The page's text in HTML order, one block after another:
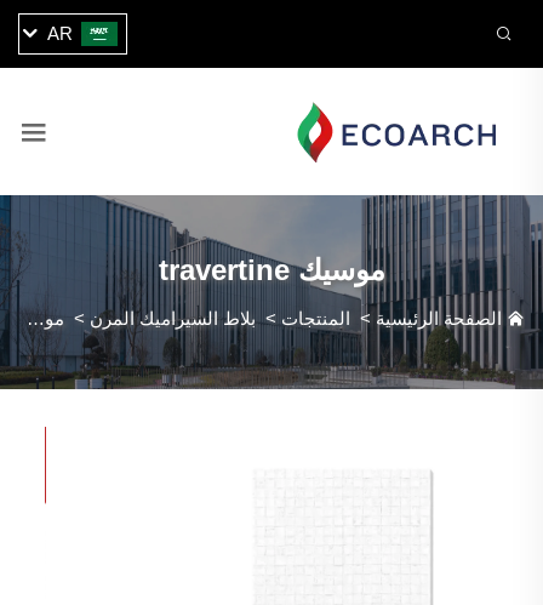
AR
موسيك travertine
الصفحة الرئيسية > المنتجات >بلاط السيراميك المرن > موسيك travertine